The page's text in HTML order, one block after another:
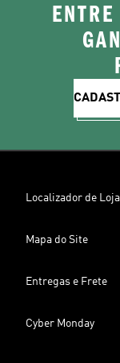
Localizador de Loja
Mapa do Site
Entregas e Frete
Cyber Monday